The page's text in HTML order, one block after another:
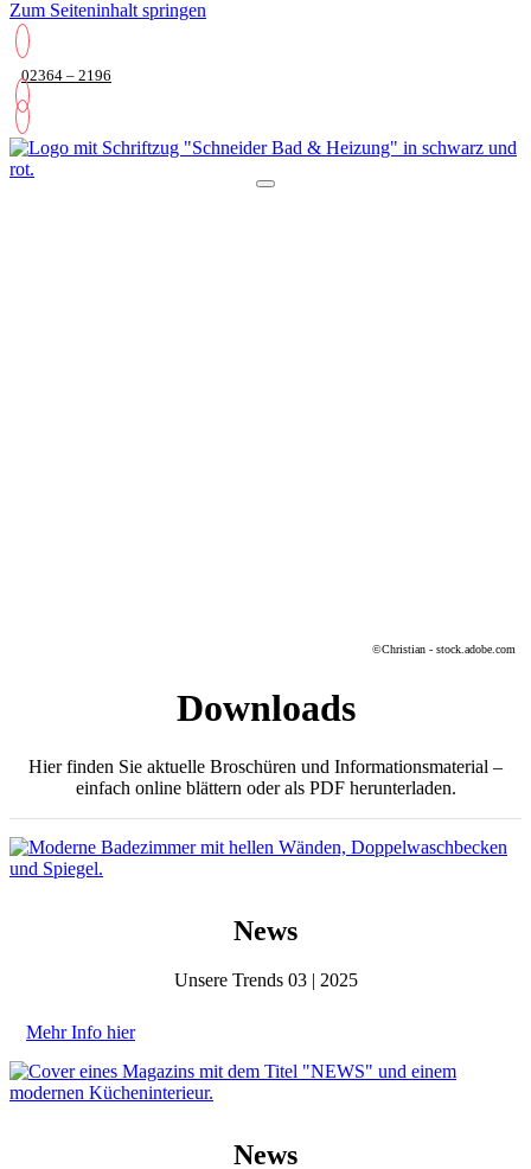
Zum Seiteninhalt springen
02364 – 2196
©Christian - stock.adobe.com
Downloads
Hier finden Sie aktuelle Broschüren und Informationsmaterial –
einfach online blättern oder als PDF herunterladen.
News
Unsere Trends 03 | 2025
Mehr Info hier
News